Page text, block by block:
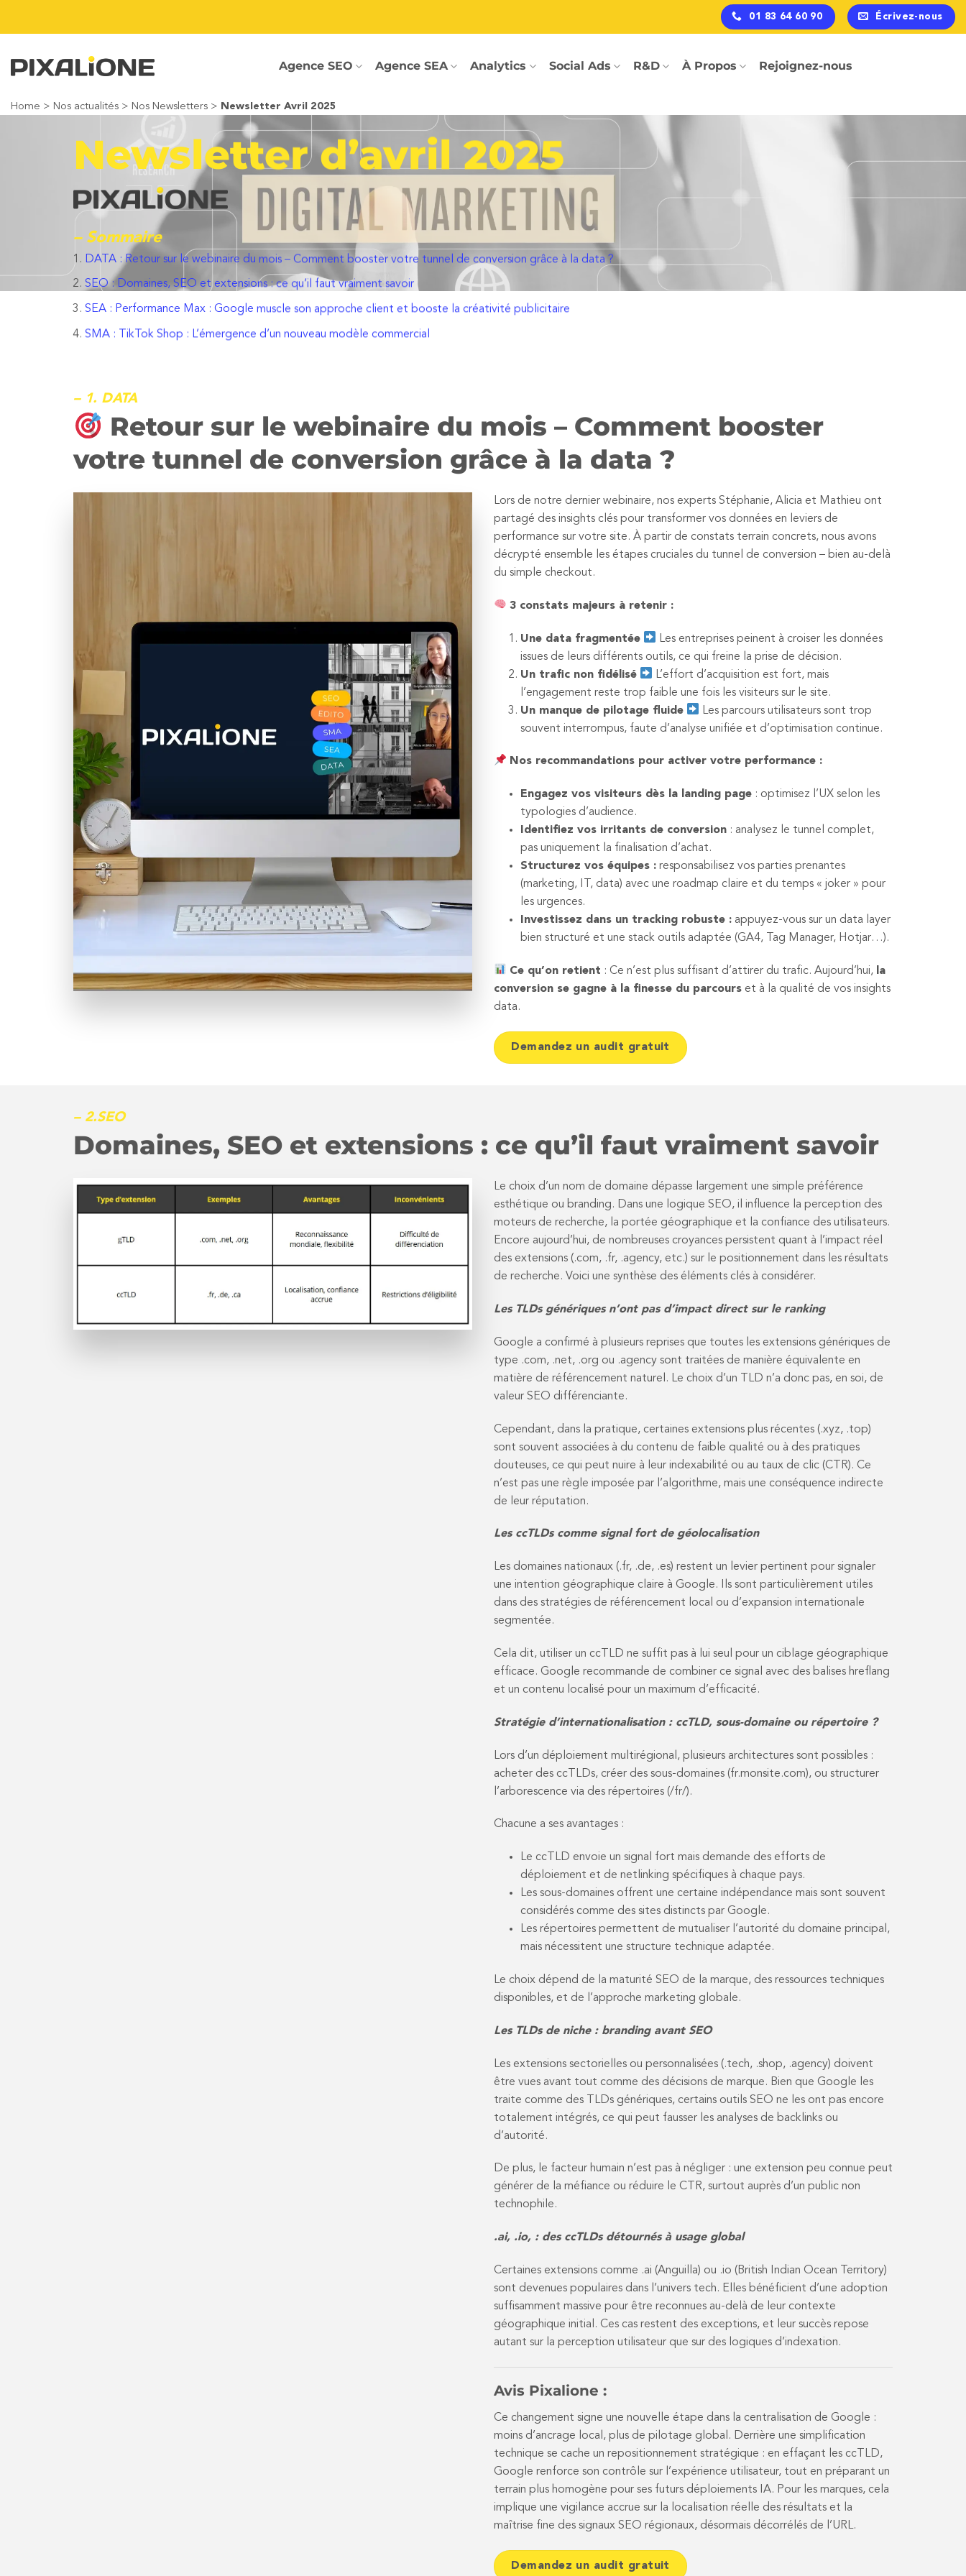
01 83 64 60 90 Écrivez-nous
Agence SEO Agence SEA Analytics Social Ads R&D À Propos Rejoignez-nous
Home > Nos actualités > Nos Newsletters > Newsletter Avril 2025
Newsletter d’avril 2025
– Sommaire
DATA : Retour sur le webinaire du mois – Comment booster votre tunnel de conversion grâce à la data ?
SEO : Domaines, SEO et extensions : ce qu’il faut vraiment savoir
SEA : Performance Max : Google muscle son approche client et booste la créativité publicitaire
SMA : TikTok Shop : L’émergence d’un nouveau modèle commercial
– 1. DATA
Retour sur le webinaire du mois – Comment booster
votre tunnel de conversion grâce à la data ?
Lors de notre dernier webinaire, nos experts Stéphanie, Alicia et Mathieu ont
partagé des insights clés pour transformer vos données en leviers de
performance sur votre site. À partir de constats terrain concrets, nous avons
décrypté ensemble les étapes cruciales du tunnel de conversion – bien au-delà
du simple checkout.
3 constats majeurs à retenir :
Une data fragmentée
Les entreprises peinent à croiser les données
issues de leurs différents outils, ce qui freine la prise de décision.
Un trafic non fidélisé
L’effort d’acquisition est fort, mais
l’engagement reste trop faible une fois les visiteurs sur le site.
Un manque de pilotage fluide
Les parcours utilisateurs sont trop
souvent interrompus, faute d’analyse unifiée et d’optimisation continue.
Nos recommandations pour activer votre performance :
Engagez vos visiteurs dès la landing page: optimisez l’UX selon les
typologies d’audience.
Identifiez vos irritants de conversion: analysez le tunnel complet,
pas uniquement la finalisation d’achat.
Structurez vos équipes :responsabilisez vos parties prenantes
(marketing, IT, data) avec une roadmap claire et du temps « joker » pour
les urgences.
Investissez dans un tracking robuste :appuyez-vous sur un data layer
bien structuré et une stack outils adaptée (GA4, Tag Manager, Hotjar…).
Ce qu’on retient : Ce n’est plus suffisant d’attirer du trafic. Aujourd’hui, la
conversion se gagne à la finesse du parcours et à la qualité de vos insights
data.
Demandez un audit gratuit
– 2.SEO
Domaines, SEO et extensions : ce qu’il faut vraiment savoir
Le choix d’un nom de domaine dépasse largement une simple préférence
esthétique ou branding. Dans une logique SEO, il influence la perception des
moteurs de recherche, la portée géographique et la confiance des utilisateurs.
Encore aujourd’hui, de nombreuses croyances persistent quant à l’impact réel
des extensions (.com, .fr, .agency, etc.) sur le positionnement dans les résultats
de recherche. Voici une synthèse des éléments clés à considérer.
Les TLDs génériques n’ont pas d’impact direct sur le ranking
Google a confirmé à plusieurs reprises que toutes les extensions génériques de
type .com, .net, .org ou .agency sont traitées de manière équivalente en
matière de référencement naturel. Le choix d’un TLD n’a donc pas, en soi, de
valeur SEO différenciante.
Cependant, dans la pratique, certaines extensions plus récentes (.xyz, .top)
sont souvent associées à du contenu de faible qualité ou à des pratiques
douteuses, ce qui peut nuire à leur indexabilité ou au taux de clic (CTR). Ce
n’est pas une règle imposée par l’algorithme, mais une conséquence indirecte
de leur réputation.
Les ccTLDs comme signal fort de géolocalisation
Les domaines nationaux (.fr, .de, .es) restent un levier pertinent pour signaler
une intention géographique claire à Google. Ils sont particulièrement utiles
dans des stratégies de référencement local ou d’expansion internationale
segmentée.
Cela dit, utiliser un ccTLD ne suffit pas à lui seul pour un ciblage géographique
efficace. Google recommande de combiner ce signal avec des balises hreflang
et un contenu localisé pour un maximum d’efficacité.
Stratégie d’internationalisation : ccTLD, sous-domaine ou répertoire ?
Lors d’un déploiement multirégional, plusieurs architectures sont possibles :
acheter des ccTLDs, créer des sous-domaines (fr.monsite.com), ou structurer
l’arborescence via des répertoires (/fr/).
Chacune a ses avantages :
Le ccTLD envoie un signal fort mais demande des efforts de
déploiement et de netlinking spécifiques à chaque pays.
Les sous-domaines offrent une certaine indépendance mais sont souvent
considérés comme des sites distincts par Google.
Les répertoires permettent de mutualiser l’autorité du domaine principal,
mais nécessitent une structure technique adaptée.
Le choix dépend de la maturité SEO de la marque, des ressources techniques
disponibles, et de l’approche marketing globale.
Les TLDs de niche : branding avant SEO
Les extensions sectorielles ou personnalisées (.tech, .shop, .agency) doivent
être vues avant tout comme des décisions de marque. Bien que Google les
traite comme des TLDs génériques, certains outils SEO ne les ont pas encore
totalement intégrés, ce qui peut fausser les analyses de backlinks ou
d’autorité.
De plus, le facteur humain n’est pas à négliger : une extension peu connue peut
générer de la méfiance ou réduire le CTR, surtout auprès d’un public non
technophile.
.ai, .io, : des ccTLDs détournés à usage global
Certaines extensions comme .ai (Anguilla) ou .io (British Indian Ocean Territory)
sont devenues populaires dans l’univers tech. Elles bénéficient d’une adoption
suffisamment massive pour être reconnues au-delà de leur contexte
géographique initial. Ces cas restent des exceptions, et leur succès repose
autant sur la perception utilisateur que sur des logiques d’indexation.
Avis Pixalione :
Ce changement signe une nouvelle étape dans la centralisation de Google :
moins d’ancrage local, plus de pilotage global. Derrière une simplification
technique se cache un repositionnement stratégique : en effaçant les ccTLD,
Google renforce son contrôle sur l’expérience utilisateur, tout en préparant un
terrain plus homogène pour ses futurs déploiements IA. Pour les marques, cela
implique une vigilance accrue sur la localisation réelle des résultats et la
maîtrise fine des signaux SEO régionaux, désormais décorrélés de l’URL.
Demandez un audit gratuit